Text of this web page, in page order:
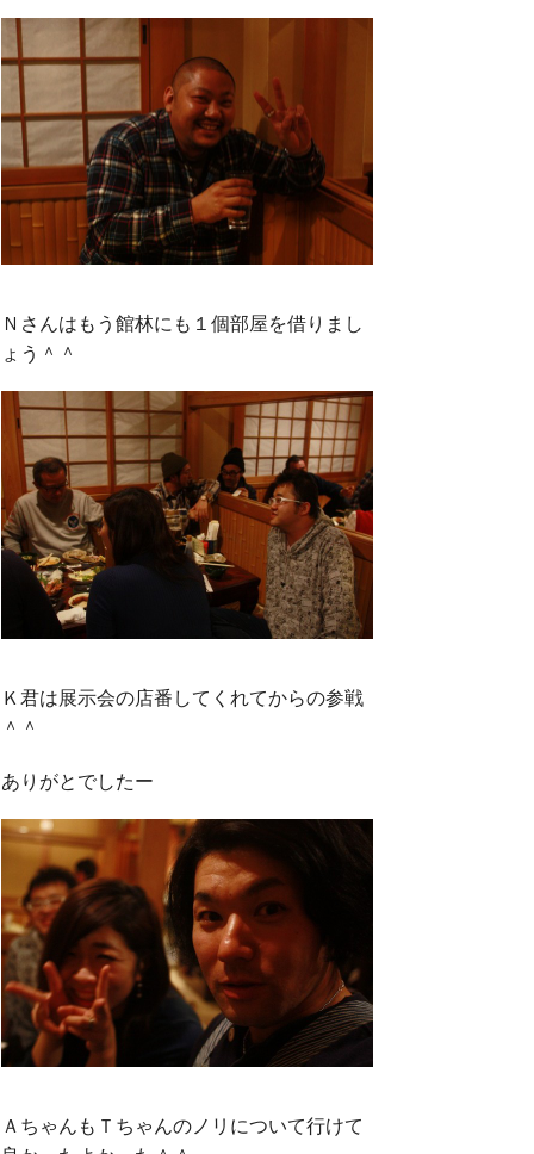
Ｎさんはもう館林にも１個部屋を借りまし
ょう＾＾
Ｋ君は展示会の店番してくれてからの参戦
＾＾
ありがとでしたー
ＡちゃんもＴちゃんのノリについて行けて